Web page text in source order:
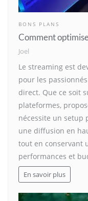
BONS PLANS
Comment
Joel
Le streaming est
pour les
direct. Que ce soit
plateformes,
nécessite un setup
une diffusion en
tout en conservant
performances et
En savoir plus